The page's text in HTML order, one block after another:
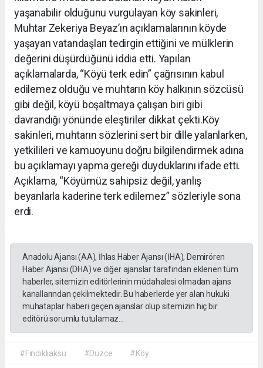
yaşanabilir olduğunu vurgulayan köy sakinleri,
Muhtar Zekeriya Beyaz’ın açıklamalarının köyde
yaşayan vatandaşları tedirgin ettiğini ve mülklerin
değerini düşürdüğünü iddia etti. Yapılan
açıklamalarda, “Köyü terk edin” çağrısının kabul
edilemez olduğu ve muhtarın köy halkının sözcüsü
gibi değil, köyü boşaltmaya çalışan biri gibi
davrandığı yönünde eleştiriler dikkat çekti.Köy
sakinleri, muhtarın sözlerini sert bir dille yalanlarken,
yetkilileri ve kamuoyunu doğru bilgilendirmek adına
bu açıklamayı yapma gereği duyduklarını ifade etti.
Açıklama, “Köyümüz sahipsiz değil, yanlış
beyanlarla kaderine terk edilemez” sözleriyle sona
erdi.
Anadolu Ajansı (AA), İhlas Haber Ajansı (İHA), Demirören
Haber Ajansı (DHA) ve diğer ajanslar tarafından eklenen tüm
haberler, sitemizin editörlerinin müdahalesi olmadan ajans
kanallarından çekilmektedir. Bu haberlerde yer alan hukuki
muhataplar haberi geçen ajanslar olup sitemizin hiç bir
editörü sorumlu tutulamaz...
#Fındıklıaksu #Düzce #Köy